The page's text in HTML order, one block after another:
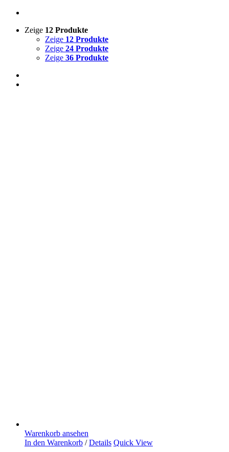
Zeige 12 Produkte
Zeige 12 Produkte
Zeige 24 Produkte
Zeige 36 Produkte
Warenkorb ansehen
In den Warenkorb / Details Quick View